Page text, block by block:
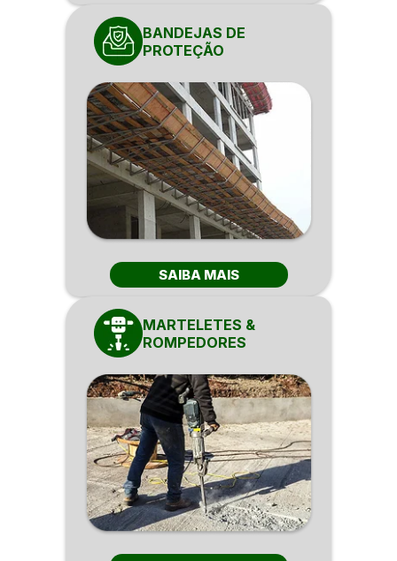
BANDEJAS DE
PROTEÇÃO
SAIBA MAIS
MARTELETES &
ROMPEDORES